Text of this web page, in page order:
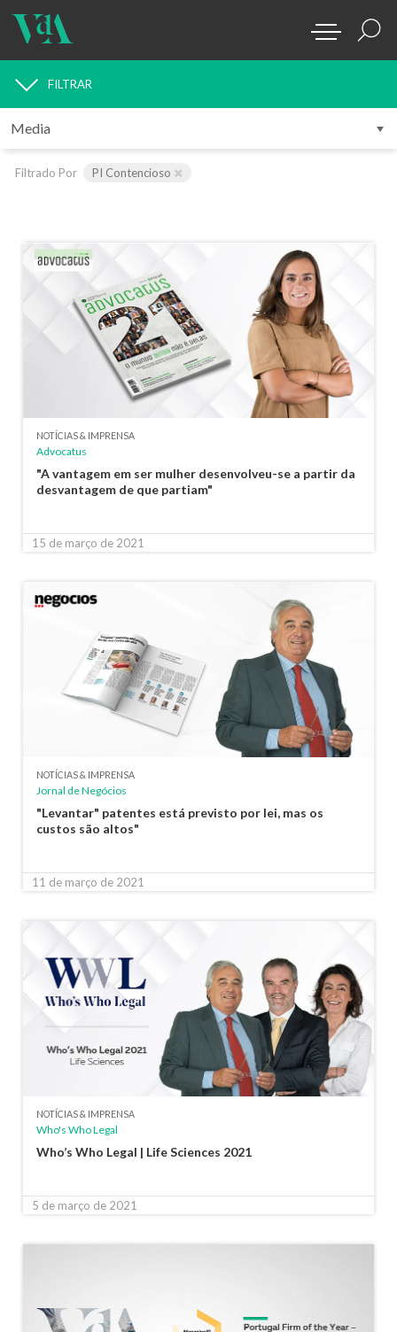
MEDIA
FILTRAR
Filtrado Por PI Contencioso
NOTÍCIAS & IMPRENSA
Advocatus
"A vantagem em ser mulher desenvolveu-se a partir da
desvantagem de que partiam"
15 de março de 2021
NOTÍCIAS & IMPRENSA
Jornal de Negócios
"Levantar" patentes está previsto por lei, mas os
custos são altos"
11 de março de 2021
NOTÍCIAS & IMPRENSA
Who's Who Legal
Who’s Who Legal | Life Sciences 2021
5 de março de 2021